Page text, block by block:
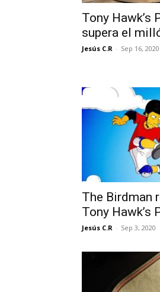
Tony Hawk’s
supera el
Jesús C.R - Sep 16, 2020
The Birdman
Tony Hawk’s
Jesús C.R - Sep 3, 2020